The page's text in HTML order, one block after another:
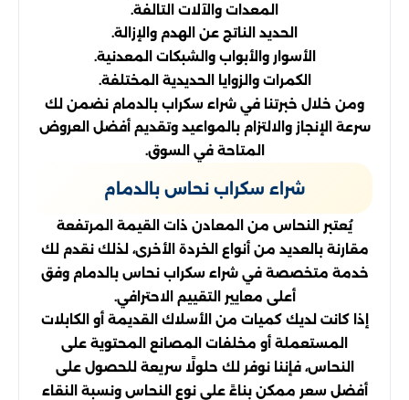
المعدات والآلات التالفة.
الحديد الناتج عن الهدم والإزالة.
الأسوار والأبواب والشبكات المعدنية.
الكمرات والزوايا الحديدية المختلفة.
ومن خلال خبرتنا في شراء سكراب بالدمام نضمن لك
سرعة الإنجاز والالتزام بالمواعيد وتقديم أفضل العروض
المتاحة في السوق.
شراء سكراب نحاس بالدمام
يُعتبر النحاس من المعادن ذات القيمة المرتفعة
مقارنة بالعديد من أنواع الخردة الأخرى، لذلك نقدم لك
خدمة متخصصة في شراء سكراب نحاس بالدمام وفق
أعلى معايير التقييم الاحترافي.
إذا كانت لديك كميات من الأسلاك القديمة أو الكابلات
المستعملة أو مخلفات المصانع المحتوية على
النحاس، فإننا نوفر لك حلولًا سريعة للحصول على
أفضل سعر ممكن بناءً على نوع النحاس ونسبة النقاء